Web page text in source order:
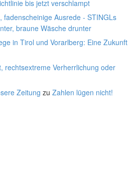
bis jetzt verschlampt
fadenscheinige Ausrede - STINGLs
braune Wäsche drunter
in Tirol und Vorarlberg: Eine Zukunft
rechtsextreme Verherrlichung oder
Zeitung zu Zahlen lügen nicht!